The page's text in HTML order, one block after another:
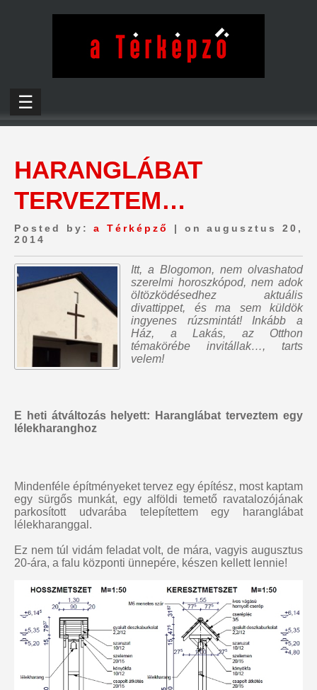
☰
HARANGLÁBAT
TERVEZTEM…
Posted by:a Térképző
| on augusztus 20,
2014
Itt, a Blogomon, nem olvashatod
szerelmi horoszkópod, nem adok
öltözködésedhez aktuális
divattippet, és ma sem küldök
ingyenes rúzsmintát! Inkább a
Ház, a Lakás, az Otthon
témakörébe invitállak…, tarts
velem!
E heti átváltozás helyett: Haranglábat terveztem egy
lélekharanghoz
Mindenféle építményeket tervez egy építész, most kaptam
egy sürgős munkát, egy alföldi temető ravatalozójának
parkosított udvarába telepítettem egy haranglábat
lélekharanggal.
Ez nem túl vidám feladat volt, de mára, vagyis augusztus
20-ára, a falu központi ünnepére, készen kellett lennie!